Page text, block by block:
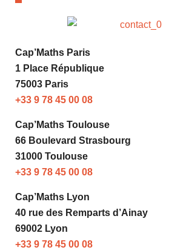
Cap’Maths Paris
1 Place République
75003 Paris
+33 9 78 45 00 08
Cap’Maths Toulouse
66 Boulevard Strasbourg
31000 Toulouse
+33 9 78 45 00 08
Cap’Maths Lyon
40 rue des Remparts d’Ainay
69002 Lyon
+33 9 78 45 00 08